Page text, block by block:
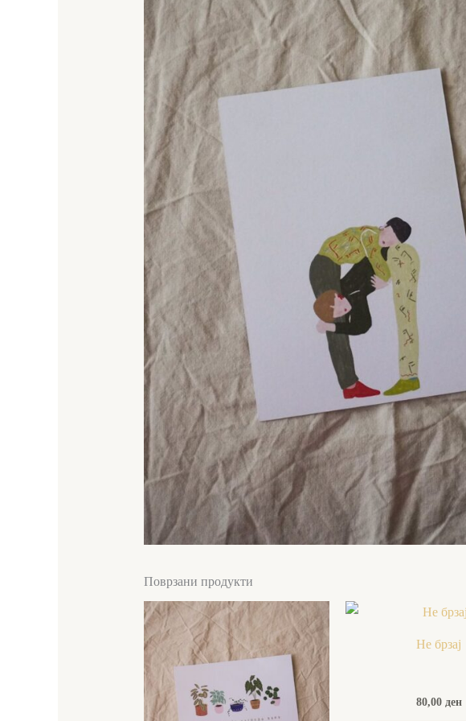
Поврзани продукти
Не брзај
80,00 ден